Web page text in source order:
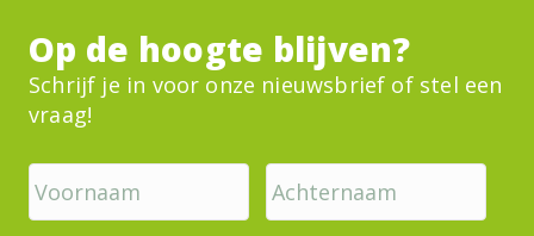
Op de hoogte blijven?
Schrijf je in voor onze nieuwsbrief of stel een
vraag!
V
o
o
A
c
h